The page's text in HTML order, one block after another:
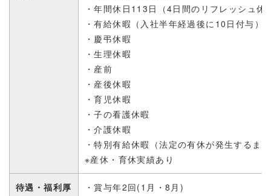
・年間休日113日
（4日間の リフレッシュ休
・有給休暇（入社半年経過後に10日付与）
・慶弔休暇
・生理休暇
・産前
・産後休暇
・育児休暇
・子の看護休暇
・介護休暇
・特別有給休暇（法定の有休が発生するま
※産休・育休実績あり
待遇・福利厚
・賞与年2回(1月・8月)